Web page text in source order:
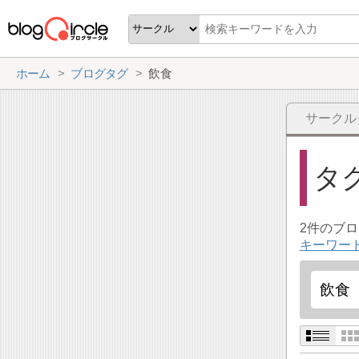
ホーム ブログタグ 飲食
サーク
タ
2件のブ
キーワー